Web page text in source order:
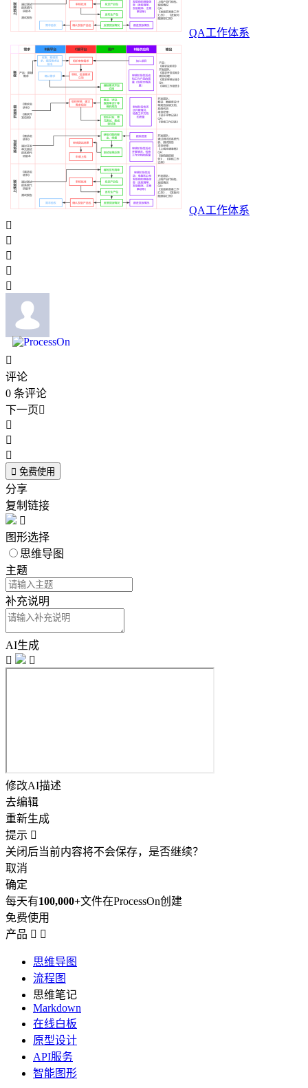
QA工作体系
QA工作体系






评论
0 条评论
下一页



 免费使用
分享
复制链接

图形选择
思维导图
主题
补充说明
AI生成


修改AI描述
去编辑
重新生成
提示 
关闭后当前内容将不会保存，是否继续？
取消
确定
每天有100,000+文件在ProcessOn创建
免费使用
产品  
思维导图
流程图
思维笔记
Markdown
在线白板
原型设计
API服务
智能图形